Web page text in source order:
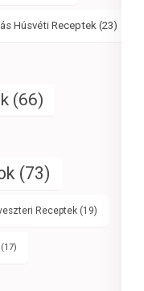
Húsvéti Receptek (23)
(66)
(73)
Receptek (19)
(17)